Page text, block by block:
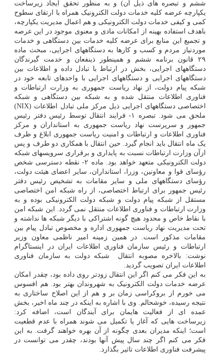
ششم و تبصره های ذیل آن) و به منظور تحقق ایجاد زیرساخت
یکپارچه عرضه کلیه خدمات دولت الکترونیک همراه با ارتقای سطوح
کمی و کیفی خدمات دولت الکترونیکی و هم اعمال مدیریت یکپارچه،
باهدف استفاده بهینه از امکانات مادی و معنوی موجود در این عرصه
و تجمیع این منابع برای عرضه کلیه خدمات بین دستگاهی و خدمات
موردنیاز مردم و کسب و کارها به دستگاههای اجرایی، مبحث ماده
۲۹ قانون برنامه ششم و همینطور ذینفعان و خدمت گیرندگان
دستگاههای اجرایی، بخش در ارتباط با تبادل داده و اطلاعات بین
دستگاههای اجرایی و دستگاههای اجرایی با واحدهای تابعه خود در
شبکه پیام دولت، از نهاد ریاست جمهوری به وزارت ارتباطات و
فناوری اطلاعات منتقل شده و به شبکه بین دستگاهی و شبکه
اختصاصی دستگاههای اجرایی ذیل مرکز ملی تبادل اطلاعات (NIX)
ملحق می شود. تبصره ۱- فرایند انتقال توسط رئیس دفتر رئیس
جمهور و سرپرست نهاد ریاست جمهوری به استانداران و مرکز
فناوری اطلاعات و ارتباطات و امنیت ریاست جمهوری ابلاغ و ظرف
یک ماه انتقال باید انجام گیرد. حین انتقال با همکاری دو طرف و پس
ازآن وزارت ارتباطات نسبت به پایداری و برقراری سرویسهای شبکه
دولت الکترونیکی متعهد خواهد بود. ماده ۲- نقطه دسترسی شخص
رؤسای قوا و معاونین، وزرا، استانداران، سایر اعضای هیئت دولت،
رؤسای دستگاههای ملی و سایر مقامات به تشخیص رئیس دفتر
رئیس جمهور برای ارتباط اختصاصی، از راه شبکه امن اختصاصی
مستقل از شبکه پیام دولت و شبکه دولت الکترونیکی بوده و به
وزارت ارتباطات و فناوری اطلاعات منتقل نمی گردد. این شبکه امن
با نقاط خاص و محدود هیچ گونه اشتراکی با دیگر شبکه ها نداشته و
تحت مدیریت نهاد ریاست جمهوری اداره و مخصوص تبادل پیام بین
مقامات مذکور است. در همین زمینه امیر ناظمی معاون وزیر
ارتباطات و رئیس سازمان فناوری اطلاعات ایران در اینستاگرام
نوشت: بالاخره مصوبه انتقال ‎ شبکه دولت به سازمان فناوری
اطلاعات ایران تصویب گردید.
به این فکر می کنم اگر این انتقال زودتر روی داده بود، چقدر امکان
عرضه خدمات دولت الکترونیک به شهروندان بهتر بود. هم افسوس
می خورم از بروکراسی زمان بر و هم از این اصلاح ساختاری به
نتیجه رسیده، خوشحالم. وی با اشاره به اینکه در چند ماه اخیر، بخش
عمده ای از فعالیت هایمان ‎برای آیندگان است، اضافه کرد:
زیرساخت هایی که آغاز یا تکمیل می شوند همراه با عدم قطعیت
است؛ اینکه مدیران بعدی چگونه از آن بهره خواهند گرفت. به این
فکر می کنم اگر چند سال پیش آنها بودند، چقدر می توانست در
پیشرفت فناوری اطلاعات تاثیر بگذارد.